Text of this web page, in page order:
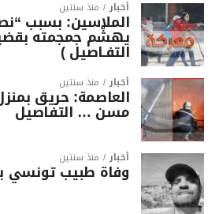
أخبار منذ سنتين
الملاسين: بسبب
يهشّم جمجمته
التفـاصيل )
أخبار منذ سنتين
العاصمة: حريق
مسن … التفاصيل
أخبار منذ سنتين
وفاة طبيب تونسي